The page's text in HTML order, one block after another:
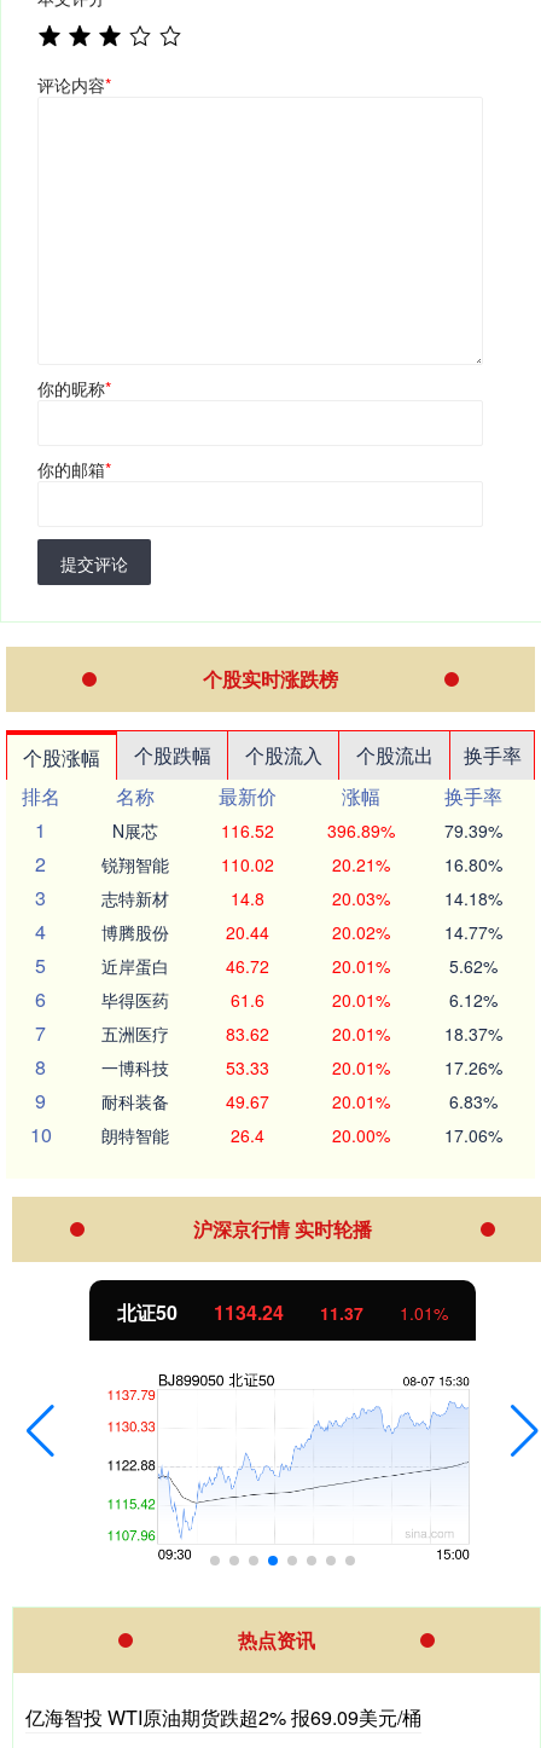
评论内容*
你的昵称*
你的邮箱*
提交评论
个股实时涨跌榜
个股涨幅 个股跌幅 个股流入 个股流出
换手率
排名
名称 最新价 涨幅
换手率
1
N展芯 116.52 396.89% 79.39%
2 锐翔智能 110.02 20.21% 16.80%
3 志特新材 14.8 20.03% 14.18%
4 博腾股份 20.44 20.02% 14.77%
5 近岸蛋白 46.72 20.01% 5.62%
6 毕得医药 61.6 20.01% 6.12%
7 五洲医疗 83.62 20.01% 18.37%
8 一博科技 53.33 20.01% 17.26%
9 耐科装备 49.67 20.01% 6.83%
10 朗特智能 26.4 20.00% 17.06%
沪深京行情 实时轮播
北证50 1134.24 11.37 1.01%
热点资讯
亿海智投 WTI原油期货跌超2% 报69.09美元/桶